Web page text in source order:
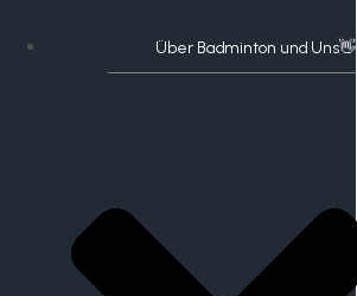
Über Badminton und Uns👋